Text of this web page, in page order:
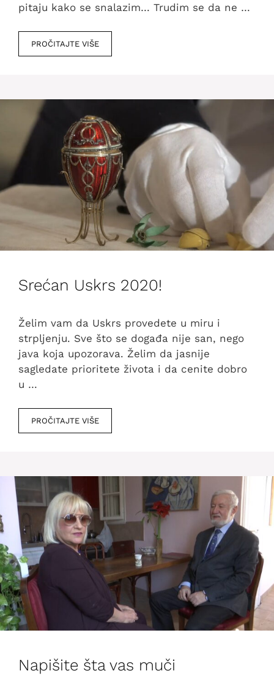
pitaju kako se snalazim… Trudim se da ne …
PROČITAJTE VIŠE
Srećan Uskrs 2020!
Želim vam da Uskrs provedete u miru i
strpljenju. Sve što se događa nije san, nego
java koja upozorava. Želim da jasnije
sagledate prioritete života i da cenite dobro
u …
PROČITAJTE VIŠE
Napišite šta vas muči